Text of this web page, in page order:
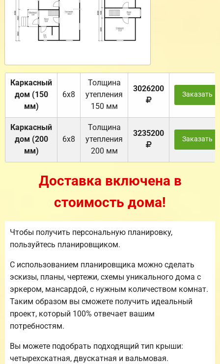
Каркасный
дом (150
мм)
6х8
Толщина
утепления
150 мм
3026200
Заказать
Каркасный
дом (200
мм)
6х8
Толщина
утепления
200 мм
3235200
Заказать
Доставка включена в
стоимость дома!
Чтобы получить персональную планировку,
пользуйтесь планировщиком.
С использованием планировщика можно сделать
эскизы, планы, чертежи, схемы уникального дома с
эркером, мансардой, с нужным количеством комнат.
Таким образом вы сможете получить идеальный
проект, который 100% отвечает вашим
потребностям.
Вы можете подобрать подходящий тип крыши:
четырехскатная, двускатная и вальмовая.